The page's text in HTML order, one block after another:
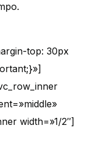
top: 30px
width=»1/2″]